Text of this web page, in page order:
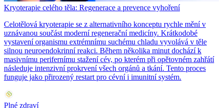
Kryoterapie celého těla: Regenerace a prevence vyhoření
Celotělová kryoterapie se z alternativního konceptu rychle mění v
uznávanou součást moderní regenerační medicíny. Krátkodobé
vystavení organismu extrémnímu suchému chladu vyvolává v těle
silnou neuroendokrinní reakci. Během několika minut dochází k
masivnímu perifernímu stažení cév, po kterém při opětovném zahřátí
následuje intenzivní prokrvení všech orgánů a tkání. Tento proces
funguje jako přirozený restart pro cévní i imunitní systém.
Plné zdraví